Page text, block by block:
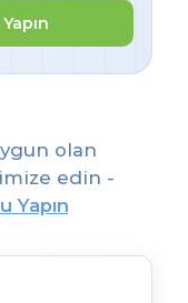
olan
edin -
Yapın